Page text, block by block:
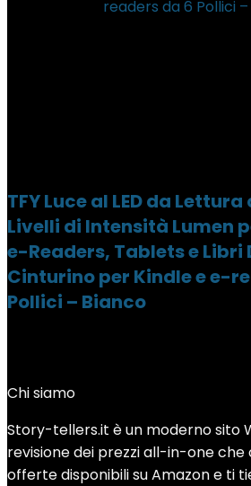
TFY Luce al LED da
Livelli di Intensità Lumen
e-Readers, Tablets e Libri
Cinturino per Kindle e e-
Pollici – Bianco
Chi siamo
Story-tellers.it è un moderno sito
revisione dei prezzi all-in-one che
offerte disponibili su Amazon e ti